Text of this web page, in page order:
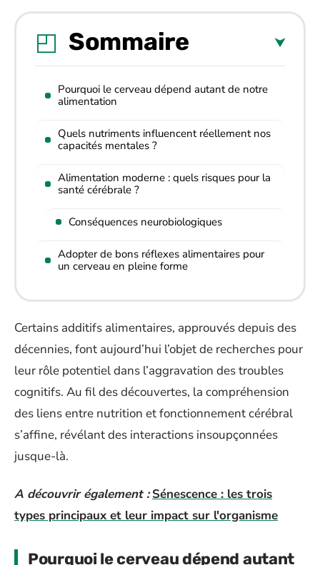
Sommaire
Pourquoi le cerveau dépend autant de notre
alimentation
Quels nutriments influencent réellement nos
capacités mentales ?
Alimentation moderne : quels risques pour la
santé cérébrale ?
Conséquences neurobiologiques
Adopter de bons réflexes alimentaires pour
un cerveau en pleine forme
Certains additifs alimentaires, approuvés depuis des
décennies, font aujourd’hui l’objet de recherches pour
leur rôle potentiel dans l’aggravation des troubles
cognitifs. Au fil des découvertes, la compréhension
des liens entre nutrition et fonctionnement cérébral
s’affine, révélant des interactions insoupçonnées
jusque-là.
A découvrir également : Sénescence : les trois
types principaux et leur impact sur l'organisme
Pourquoi le cerveau dépend autant